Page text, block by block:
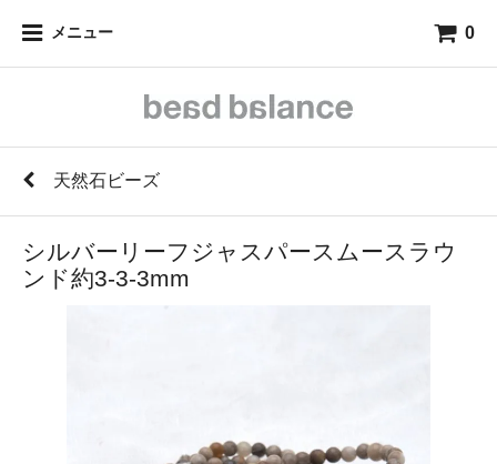
メニュー 0
天然石ビーズ
シルバーリーフジャスパースムースラウ
ンド約3-3-3mm